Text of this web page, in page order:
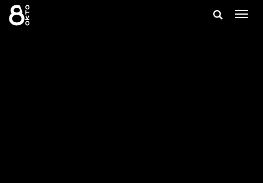
Zum
Inhalt
springen
Suche